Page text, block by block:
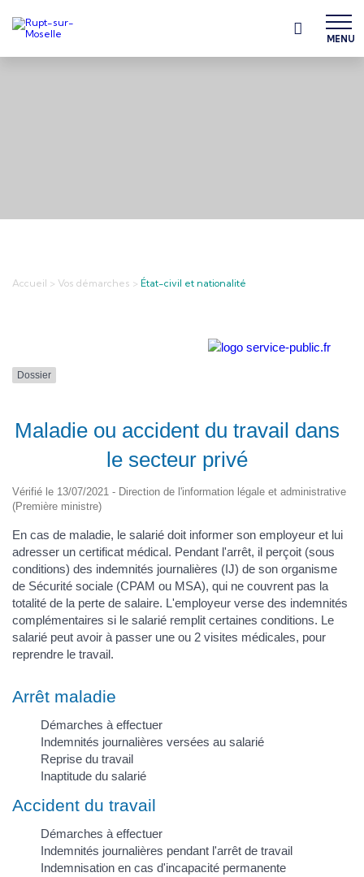
MENU
Accueil > Vos démarches > État-civil et nationalité
Dossier
Maladie ou accident du travail dans
le secteur privé
Vérifié le 13/07/2021 - Direction de l'information légale et administrative
(Première ministre)
En cas de maladie, le salarié doit informer son employeur et lui
adresser un certificat médical. Pendant l'arrêt, il perçoit (sous
conditions) des indemnités journalières (IJ) de son organisme
de Sécurité sociale (CPAM ou MSA), qui ne couvrent pas la
totalité de la perte de salaire. L'employeur verse des indemnités
complémentaires si le salarié remplit certaines conditions. Le
salarié peut avoir à passer une ou 2 visites médicales, pour
reprendre le travail.
Arrêt maladie
Démarches à effectuer
Indemnités journalières versées au salarié
Reprise du travail
Inaptitude du salarié
Accident du travail
Démarches à effectuer
Indemnités journalières pendant l'arrêt de travail
Indemnisation en cas d'incapacité permanente